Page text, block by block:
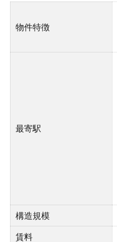
物件特徴
最寄駅
構造規模
賃料